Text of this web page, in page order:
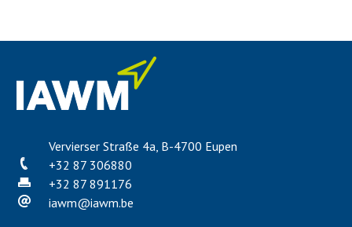
Vervierser Straße 4a, B-4700 Eupen
+32 87 306880
+32 87 891176
iawm@iawm.be